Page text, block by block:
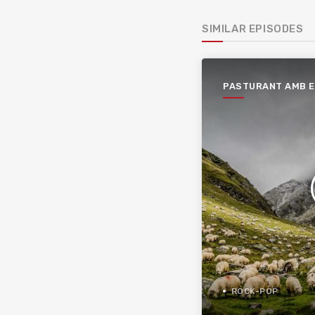
SIMILAR EPISODES
PASTURANT AMB
XESCU
ROCK-POP